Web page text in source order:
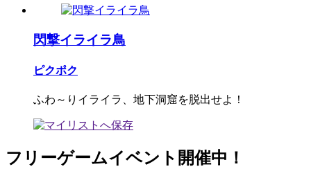
閃撃イライラ鳥
ピクポク
ふわ～りイライラ、地下洞窟を脱出せよ！
フリーゲームイベント開催中！